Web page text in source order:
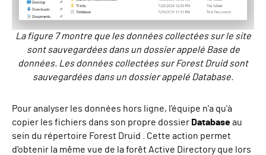
La figure 7 montre que les données collectées sur le site
sont sauvegardées dans un dossier appelé Base de
données. Les données collectées sur Forest Druid sont
sauvegardées dans un dossier appelé Database.
Pour analyser les données hors ligne, l'équipe n'a qu'à
copier les fichiers dans son propre dossier Databaseau
sein du répertoire Forest Druid . Cette action permet
d'obtenir la même vue de la forêt Active Directory que lors